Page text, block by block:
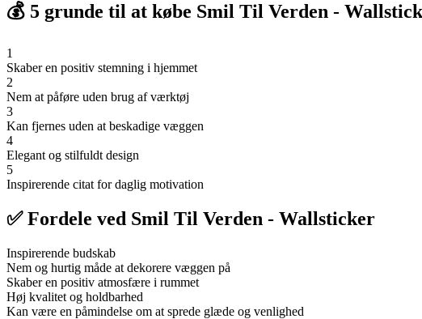
💰 5 grunde til at købe Smil Til Verden -
1
Skaber en positiv stemning i hjemmet
2
Nem at påføre uden brug af værktøj
3
Kan fjernes uden at beskadige væggen
4
Elegant og stilfuldt design
5
Inspirerende citat for daglig motivation
✅ Fordele ved Smil Til Verden - Wallsticker
Inspirerende budskab
Nem og hurtig måde at dekorere væggen på
Skaber en positiv atmosfære i rummet
Høj kvalitet og holdbarhed
Kan være en påmindelse om at sprede glæde og venlighed